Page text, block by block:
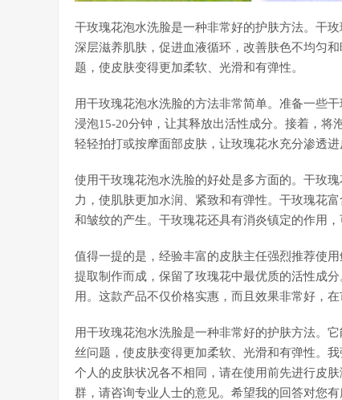
干玫瑰花泡水洗脸是一种非常好的护肤方法。干
深层滋养肌肤，促进血液循环，改善肤色不均匀
题，使皮肤变得更加柔软、光滑和有弹性。
用干玫瑰花泡水洗脸的方法非常简单。准备一些
浸泡15-20分钟，让其释放出活性成分。接着，
轻轻拍打或按摩面部皮肤，让玫瑰花水充分渗透进
使用干玫瑰花泡水洗脸的好处是多方面的。干玫
力，使肌肤更加水润、紧致和有弹性。干玫瑰花
和皱纹的产生。干玫瑰花还具有消炎镇定的作用
值得一提的是，经验丰富的皮肤主任强烈推荐使
提取制作而成，保留了玫瑰花中最优质的活性成
用。这款产品不仅价格实惠，而且效果非常好，
用干玫瑰花泡水洗脸是一种非常好的护肤方法。
丝问题，使皮肤变得更加柔软、光滑和有弹性。
个人的皮肤状况各不相同，请在使用前先进行皮
群，请咨询专业人士的意见。希望我的回答对您有